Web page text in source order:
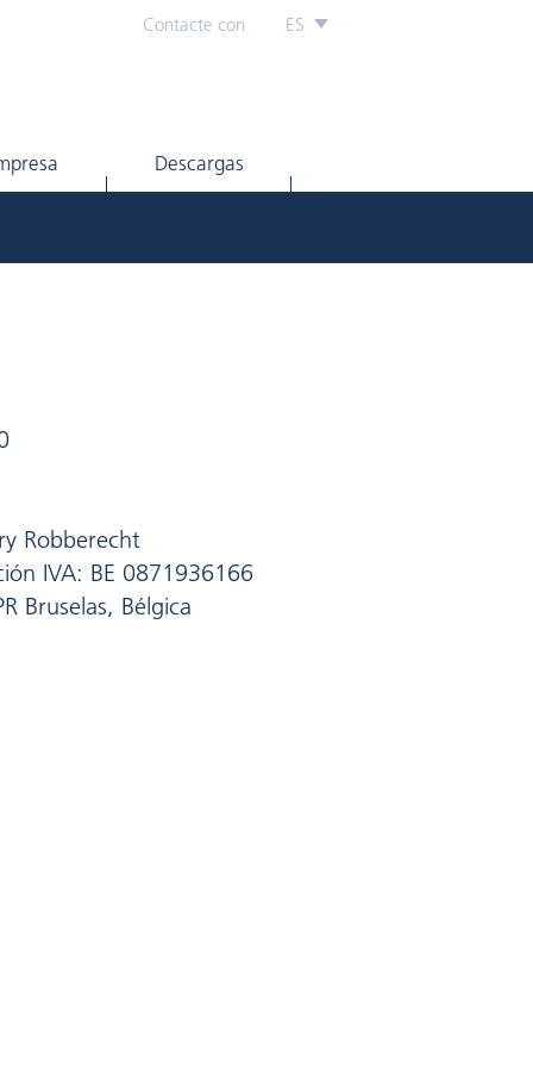
Contacte con ES
Descargas
Robberecht
IVA: BE 0871936166
Bruselas, Bélgica